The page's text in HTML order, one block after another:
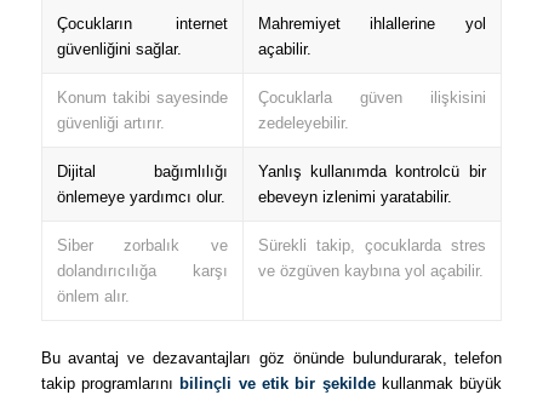
Çocukların internet
güvenliğini sağlar.
Mahremiyet ihlallerine yol
açabilir.
Konum takibi sayesinde
güvenliği artırır.
Çocuklarla güven ilişkisini
zedeleyebilir.
Dijital bağımlılığı
önlemeye yardımcı olur.
Yanlış kullanımda kontrolcü bir
ebeveyn izlenimi yaratabilir.
Siber zorbalık ve
dolandırıcılığa karşı
önlem alır.
Sürekli takip, çocuklarda stres
ve özgüven kaybına yol açabilir.
Bu avantaj ve dezavantajları göz önünde bulundurarak, telefon
takip programlarını bilinçli ve etik bir şekildekullanmak büyük